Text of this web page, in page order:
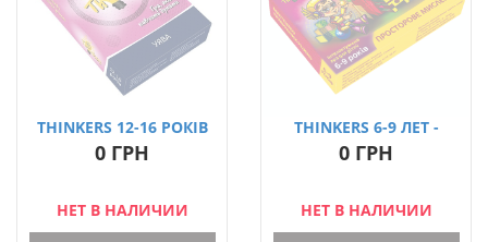
THINKERS 12-16 РОКІВ
- УЯВА (УКР.)
0 ГРН
НЕТ В НАЛИЧИИ
THINKERS 6-9 ЛЕТ -
ПРОСТРАНСТВЕННОЕ
0 ГРН
НЕТ В НАЛИЧИИ